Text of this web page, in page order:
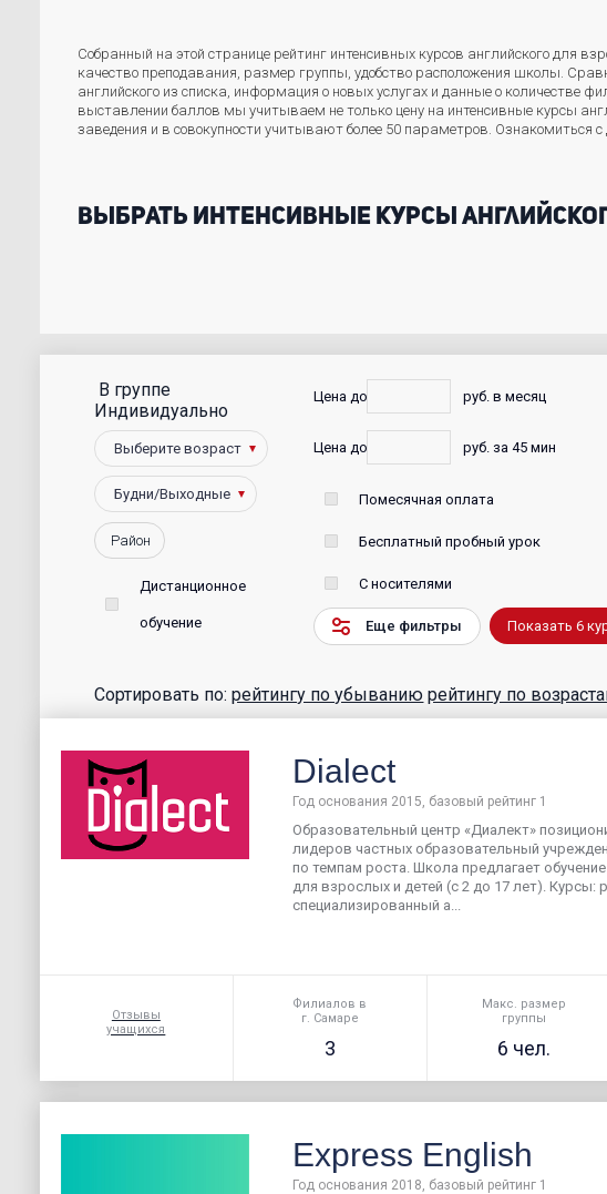
Собранный на этой странице рейтинг интенсивных курсов английского для
качество преподавания, размер группы, удобство расположения школы.
английского из списка, информация о новых услугах и данные о
выставлении баллов мы учитываем не только цену на интенсивные курсы
заведения и в совокупности учитывают более 50 параметров.
Выбрать интенсивные курсы
В группе
Индивидуально
Район
Дистанционное
обучение
Цена до руб. в месяц
Цена до руб. за 45 мин
Помесячная оплата
Бесплатный пробный урок
С носителями
Еще фильтры Показать6
С
фото
Победители
Сортировать по:рейтингу по убыванию рейтингу по
Dialect
Год основания 2015, базовый рейтинг 1
Образовательный центр «Диалект»
лидеров частных образовательный
по темпам роста. Школа предлагает
для взрослых и детей (с 2 до 17 лет). Курсы:
специализированный а...
Отзывы
учащихся
Филиалов в
г. Самаре
3
Макс. размер
группы
6 чел.
Express English
Год основания 2018, базовый рейтинг 1